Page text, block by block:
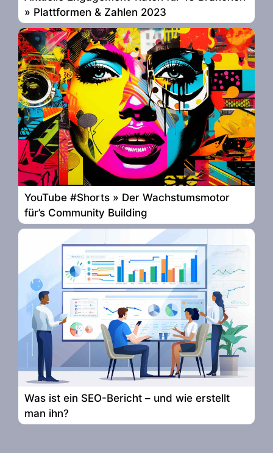
» Plattformen & Zahlen 2023
YouTube #Shorts » Der Wachstumsmotor
für’s Community Building
Was ist ein SEO-Bericht – und wie erstellt
man ihn?